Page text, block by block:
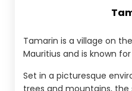
Tamarin is a village on
Mauritius and is known
Set in a picturesque
trees and mountains, the